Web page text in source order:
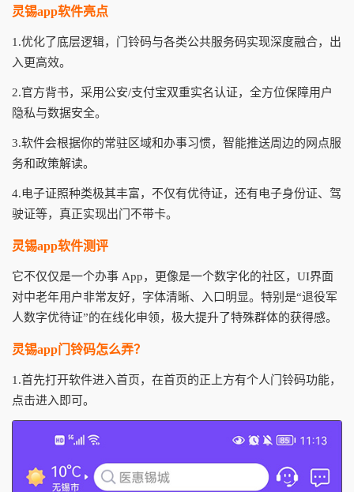
灵锡app软件亮点
1.优化了底层逻辑，门铃码与各类公共服务码实现深度融合，出
入更高效。
2.官方背书，采用公安/支付宝双重实名认证，全方位保障用户
隐私与数据安全。
3.软件会根据你的常驻区域和办事习惯，智能推送周边的网点服
务和政策解读。
4.电子证照种类极其丰富，不仅有优待证，还有电子身份证、驾
驶证等，真正实现出门不带卡。
灵锡app软件测评
它不仅仅是一个办事 App，更像是一个数字化的社区，UI界面
对中老年用户非常友好，字体清晰、入口明显。特别是“退役军
人数字优待证”的在线化申领，极大提升了特殊群体的获得感。
灵锡app门铃码怎么弄？
1.首先打开软件进入首页，在首页的正上方有个人门铃码功能，
点击进入即可。